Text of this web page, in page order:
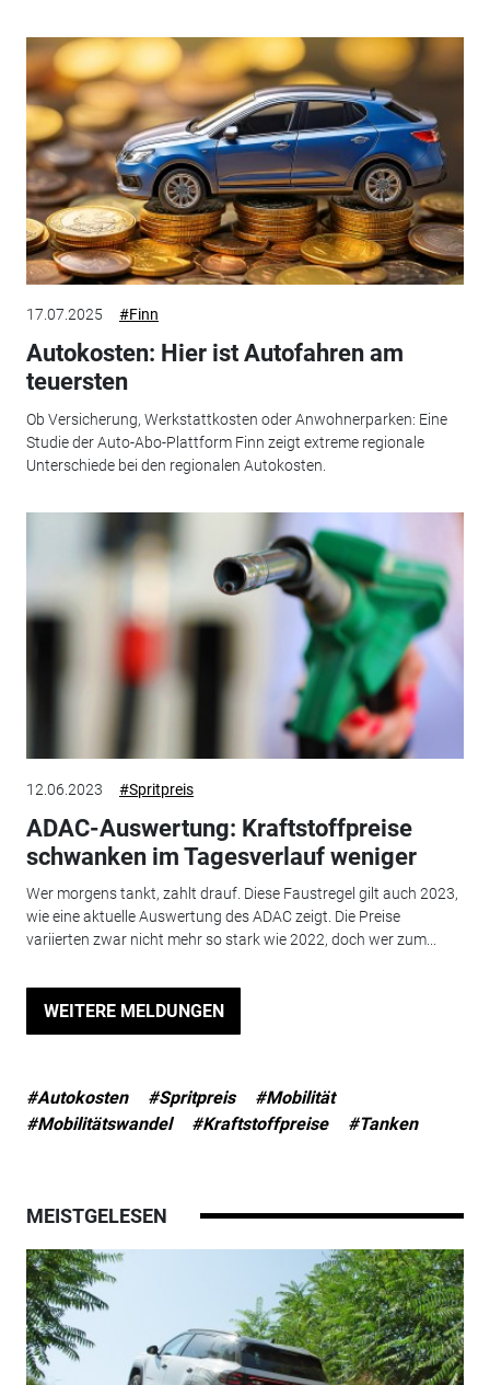
17.07.2025 #Finn
Autokosten: Hier ist Autofahren am
teuersten
Ob Versicherung, Werkstattkosten oder Anwohnerparken: Eine
Studie der Auto-Abo-Plattform Finn zeigt extreme regionale
Unterschiede bei den regionalen Autokosten.
12.06.2023 #Spritpreis
ADAC-Auswertung: Kraftstoffpreise
schwanken im Tagesverlauf weniger
Wer morgens tankt, zahlt drauf. Diese Faustregel gilt auch 2023,
wie eine aktuelle Auswertung des ADAC zeigt. Die Preise
variierten zwar nicht mehr so stark wie 2022, doch wer zum...
WEITERE MELDUNGEN
#Autokosten #Spritpreis
#Mobilität
#Mobilitätswandel
#Kraftstoffpreise #Tanken
MEISTGELESEN